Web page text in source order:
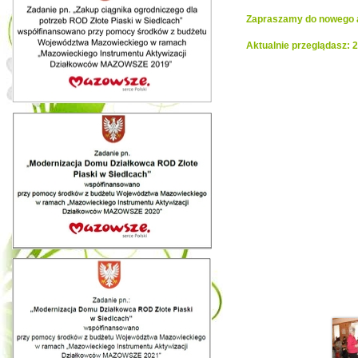
Zapraszamy do nowego
Aktualnie przeglądasz: